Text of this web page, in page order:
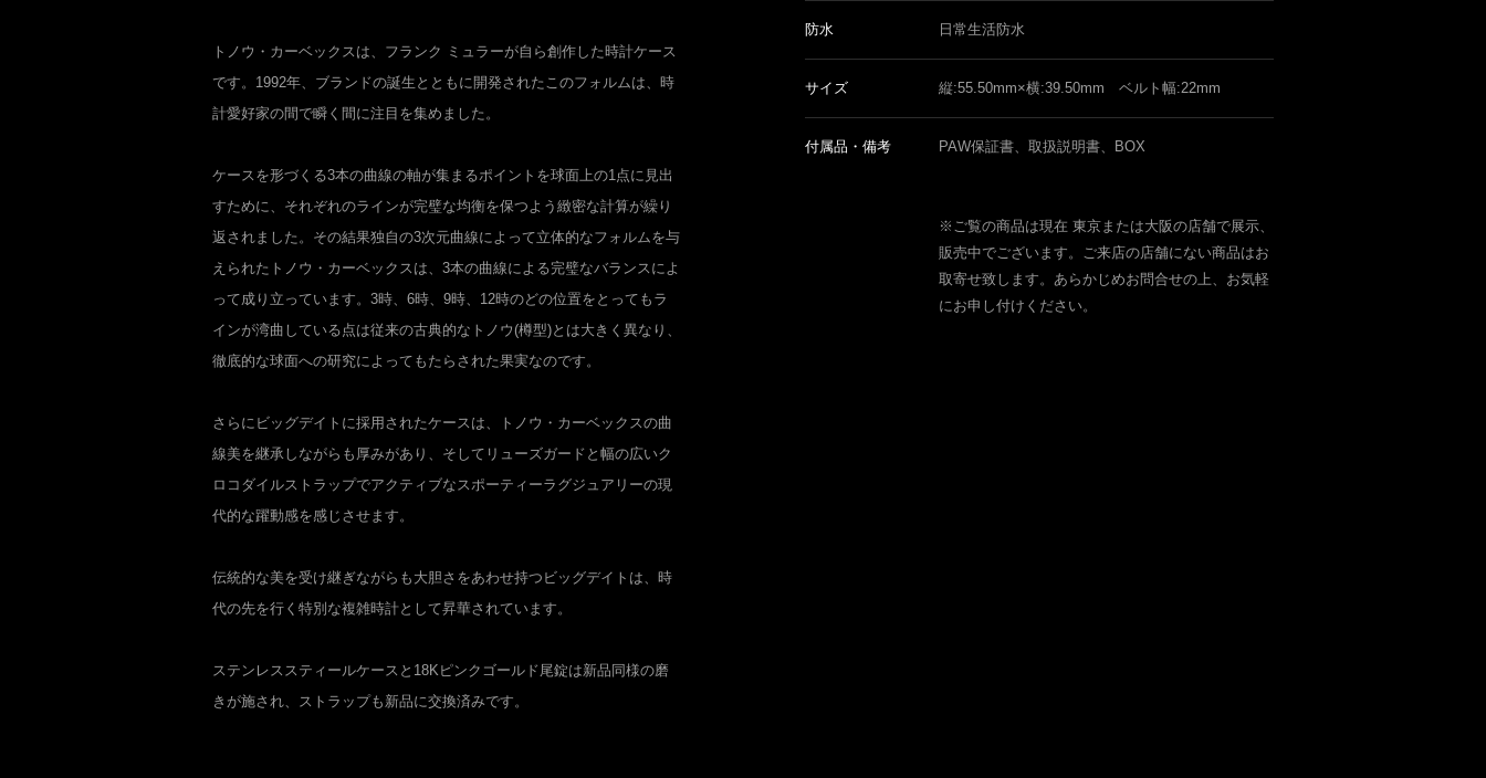
トノウ・カーベックスは、フランク ミュラーが自ら創作した時計ケース
です。1992年、ブランドの誕生とともに開発されたこのフォルムは、時
計愛好家の間で瞬く間に注目を集めました。
ケースを形づくる3本の曲線の軸が集まるポイントを球面上の1点に見出
すために、それぞれのラインが完璧な均衡を保つよう緻密な計算が繰り
返されました。その結果独自の3次元曲線によって立体的なフォルムを与
えられたトノウ・カーベックスは、3本の曲線による完璧なバランスによ
って成り立っています。3時、6時、9時、12時のどの位置をとってもラ
インが湾曲している点は従来の古典的なトノウ(樽型)とは大きく異なり、
徹底的な球面への研究によってもたらされた果実なのです。
さらにビッグデイトに採用されたケースは、トノウ・カーベックスの曲
線美を継承しながらも厚みがあり、そしてリューズガードと幅の広いク
ロコダイルストラップでアクティブなスポーティーラグジュアリーの現
代的な躍動感を感じさせます。
伝統的な美を受け継ぎながらも大胆さをあわせ持つビッグデイトは、時
代の先を行く特別な複雑時計として昇華されています。
ステンレススティールケースと18Kピンクゴールド尾錠は新品同様の磨
きが施され、ストラップも新品に交換済みです。
防水 日常生活防水
サイズ 縦:55.50mm×横:39.50mm ベルト幅:22mm
付属品・備考 PAW保証書、取扱説明書、BOX
※ご覧の商品は現在 東京または大阪の店舗で展示、
販売中でございます。ご来店の店舗にない商品はお
取寄せ致します。あらかじめお問合せの上、お気軽
にお申し付けください。